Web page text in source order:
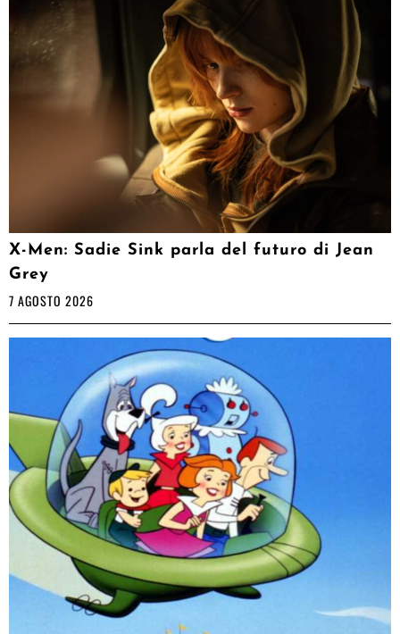
X-Men: Sadie Sink parla del futuro di Jean
Grey
7 AGOSTO 2026